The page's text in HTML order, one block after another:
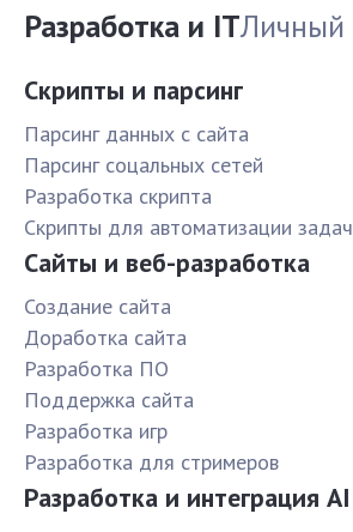
Разработка и IT
Скрипты и парсинг
Парсинг данных с сайта
Парсинг соцальных сетей
Разработка скрипта
Скрипты для автоматизации задач
Сайты и веб-разработка
Создание сайта
Доработка сайта
Разработка ПО
Поддержка сайта
Разработка игр
Разработка для стримеров
Разработка и интеграция AI